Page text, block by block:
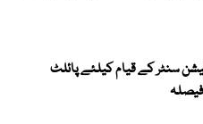
سنٹر کے قیام کیلئے پائلٹ